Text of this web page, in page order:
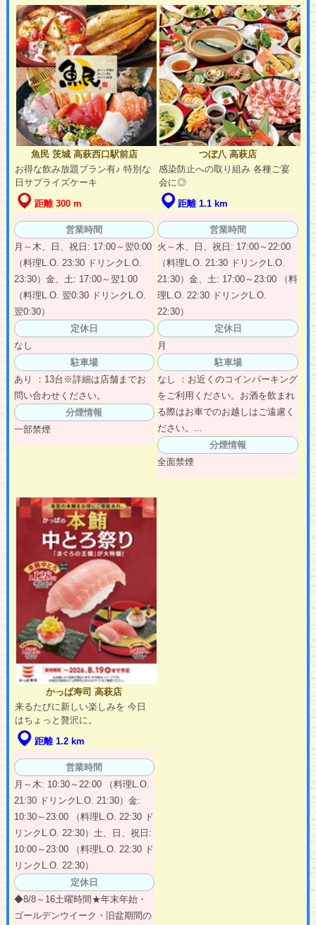
魚民 茨城 高萩西口駅前店
お得な飲み放題プラン有♪ 特別な
日サプライズケーキ
距離 300 m
営業時間
月～木、日、祝日: 17:00～翌0:00
（料理L.O. 23:30 ドリンクL.O.
23:30）金、土: 17:00～翌1:00
（料理L.O. 翌0:30 ドリンクL.O.
翌0:30）
定休日
なし
駐車場
あり ：13台※詳細は店舗までお
問い合わせください。
分煙情報
一部禁煙
つぼ八 高萩店
感染防止への取り組み 各種ご宴
会に◎
距離 1.1 km
営業時間
火～木、日、祝日: 17:00～22:00
（料理L.O. 21:30 ドリンクL.O.
21:30）金、土: 17:00～23:00 （料
理L.O. 22:30 ドリンクL.O.
22:30）
定休日
月
駐車場
なし ：お近くのコインパーキング
をご利用ください。お酒を飲まれ
る際はお車でのお越しはご遠慮く
ださい。...
分煙情報
全面禁煙
かっぱ寿司 高萩店
来るたびに新しい楽しみを 今日
はちょっと贅沢に。
距離 1.2 km
営業時間
月～木: 10:30～22:00 （料理L.O.
21:30 ドリンクL.O. 21:30）金:
10:30～23:00 （料理L.O. 22:30 ド
リンクL.O. 22:30）土、日、祝日:
10:00～23:00 （料理L.O. 22:30 ド
リンクL.O. 22:30）
定休日
◆8/8～16土曜時間★年末年始・
ゴールデンウイーク・旧盆期間の